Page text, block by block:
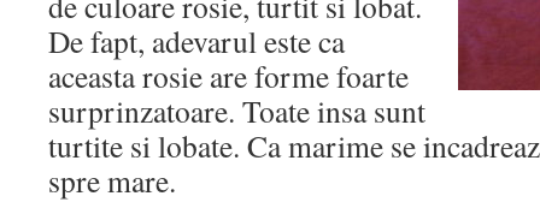
De fapt, adevarul este ca
aceasta rosie are forme foarte
surprinzatoare. Toate insa sunt
turtite si lobate. Ca marime se
spre mare.